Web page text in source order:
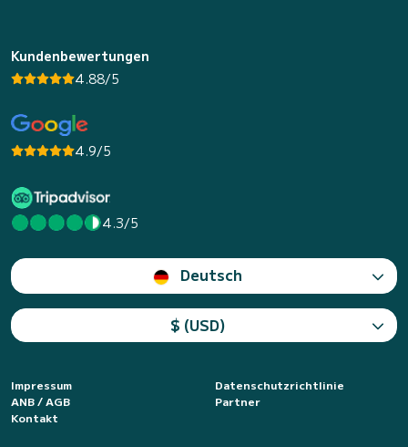
Kundenbewertungen
4.88/5
4.9/5
4.3/5
Deutsch
$ (USD)
Impressum
Datenschutzrichtlinie
ANB / AGB
Partner
Kontakt